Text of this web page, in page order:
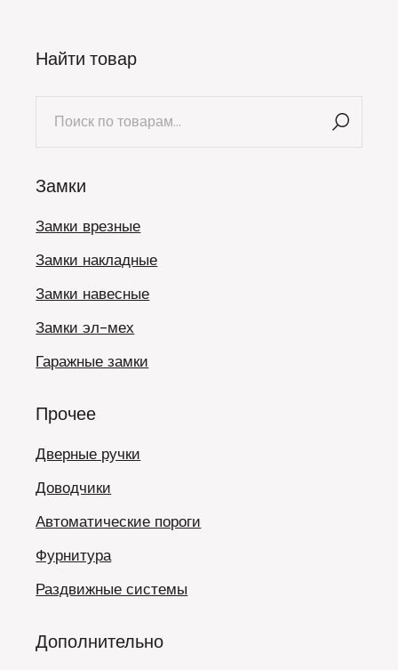
Найти товар
Замки
Замки врезные
Замки накладные
Замки навесные
Замки эл-мех
Гаражные замки
Прочее
Дверные ручки
Доводчики
Автоматические пороги
Фурнитура
Раздвижные системы
Дополнительно